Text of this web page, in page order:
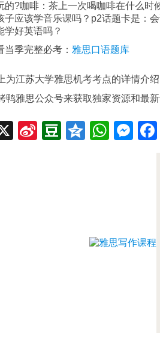
的?咖啡：茶上一次喝咖啡在什么
子应该学音乐课吗？p2话题卡是：
学好英语吗？
当季完整必考： 雅思口语题库
为江苏大学雅思机考考点的详情介
鸭雅思公众号来获取独家资源和最新
X
SinaDouban
Qzone